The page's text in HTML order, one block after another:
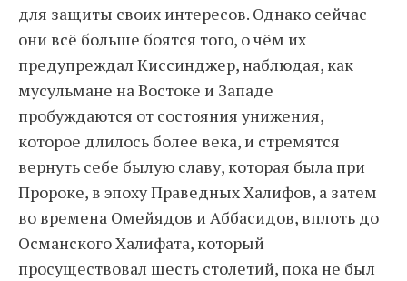
для защиты своих интересов. Однако сейчас
они всё больше боятся того, о чём их
предупреждал Киссинджер, наблюдая, как
мусульмане на Востоке и Западе
пробуждаются от состояния унижения,
которое длилось более века, и стремятся
вернуть себе былую славу, которая была при
Пророке, в эпоху Праведных Халифов, а затем
во времена Омейядов и Аббасидов, вплоть до
Османского Халифата, который
просуществовал шесть столетий, пока не был